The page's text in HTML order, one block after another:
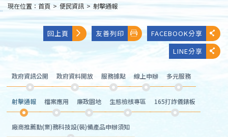
:::
現在位置： 首頁 > 便民資訊 > 射擊通報
回上頁 友善列印
FACEBOOK分享
LINE分享
政府資訊公開 政府資料開放 服務據點 線上申辦 多元服務
射擊通報 檔案應用 廉政園地 生態檢核專區 165打詐儀錶板
廠商推薦勤(業)務科技設(裝)備產品申辦須知